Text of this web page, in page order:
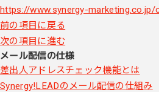
https://www.synergy-
前の項目に戻る
次の項目に進む
メール配信の仕様
差出人アドレスチェック機能とは
Synergy!LEADのメール配信の仕組み